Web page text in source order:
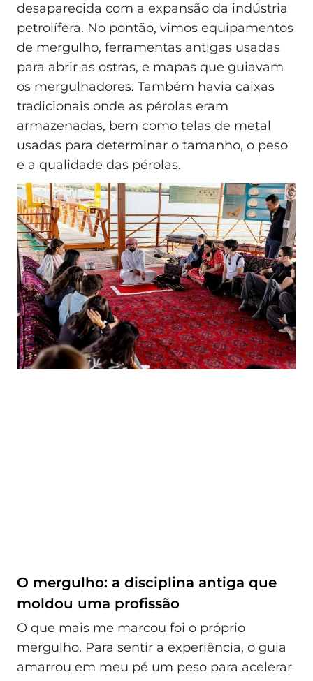
desaparecida com a expansão da indústria
petrolífera. No pontão, vimos equipamentos
de mergulho, ferramentas antigas usadas
para abrir as ostras, e mapas que guiavam
os mergulhadores. Também havia caixas
tradicionais onde as pérolas eram
armazenadas, bem como telas de metal
usadas para determinar o tamanho, o peso
e a qualidade das pérolas.
O mergulho: a disciplina antiga que
moldou uma profissão
O que mais me marcou foi o próprio
mergulho. Para sentir a experiência, o guia
amarrou em meu pé um peso para acelerar